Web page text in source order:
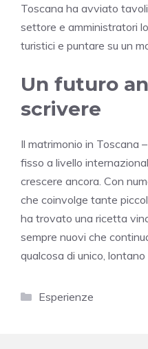
Toscana ha avviato
settore e amministratori
turistici e puntare su un
Un futuro
scrivere
Il matrimonio in Toscana
fisso a livello
crescere ancora. Con
che coinvolge tante
ha trovato una ricetta
sempre nuovi che
qualcosa di unico,
Categorie
Esperienze